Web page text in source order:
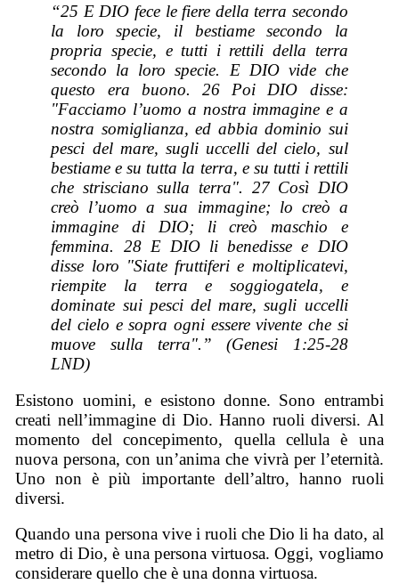
“25 E DIO fece le fiere della terra secondo
la loro specie, il bestiame secondo la
propria specie, e tutti i rettili della terra
secondo la loro specie. E DIO vide che
questo era buono. 26 Poi DIO disse:
"Facciamo l’uomo a nostra immagine e a
nostra somiglianza, ed abbia dominio sui
pesci del mare, sugli uccelli del cielo, sul
bestiame e su tutta la terra, e su tutti i rettili
che strisciano sulla terra". 27 Così DIO
creò l’uomo a sua immagine; lo creò a
immagine di DIO; li creò maschio e
femmina. 28 E DIO li benedisse e DIO
disse loro "Siate fruttiferi e moltiplicatevi,
riempite la terra e soggiogatela, e
dominate sui pesci del mare, sugli uccelli
del cielo e sopra ogni essere vivente che si
muove sulla terra".” (Genesi 1:25-28
LND)
Esistono uomini, e esistono donne. Sono entrambi
creati nell’immagine di Dio. Hanno ruoli diversi. Al
momento del concepimento, quella cellula è una
nuova persona, con un’anima che vivrà per l’eternità.
Uno non è più importante dell’altro, hanno ruoli
diversi.
Quando una persona vive i ruoli che Dio li ha dato, al
metro di Dio, è una persona virtuosa. Oggi, vogliamo
considerare quello che è una donna virtuosa.